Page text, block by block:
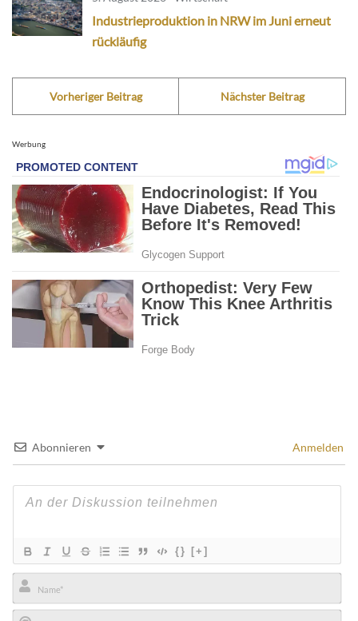
Industrieproduktion in NRW im Juni erneut
rückläufig
Vorheriger Beitrag Nächster Beitrag
Werbung
Abonnieren Anmelden
{} [+]
Name*